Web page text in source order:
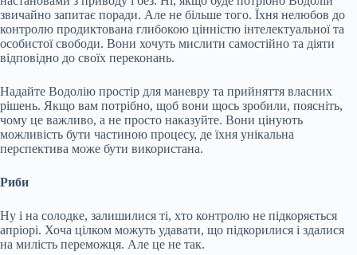
звичайно запитає поради. Але не більше того. Їхня нелюбов до
контролю продиктована глибокою цінністю інтелектуальної та
особистої свободи. Вони хочуть мислити самостійно та діяти
відповідно до своїх переконань.
Надайте Водолію простір для маневру та прийняття власних
рішень. Якщо вам потрібно, щоб вони щось зробили, поясніть,
чому це важливо, а не просто наказуйте. Вони цінують
можливість бути частиною процесу, де їхня унікальна
перспектива може бути використана.
Риби
Ну і на солодке, залишилися ті, хто контролю не підкоряється
апріорі. Хоча цілком можуть удавати, що підкорилися і здалися
на милість переможця. Але це не так.